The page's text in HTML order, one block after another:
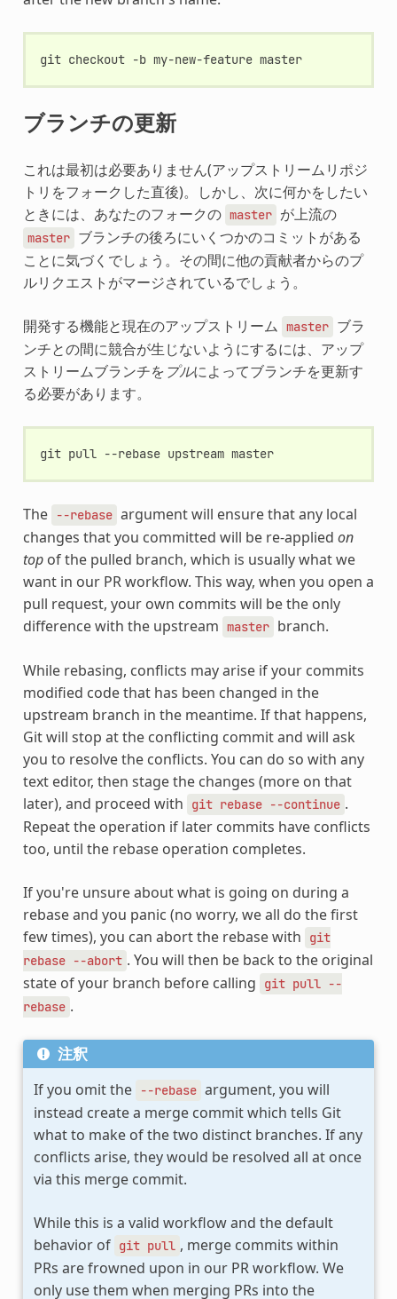
git checkout -b my-new-feature master
ブランチの更新
これは最初は必要ありません(アップストリームリポジ
トリをフォークした直後)。しかし、次に何かをしたい
ときには、あなたのフォークの master が上流の
master ブランチの後ろにいくつかのコミットがある
ことに気づくでしょう。その間に他の貢献者からのプ
ルリクエストがマージされているでしょう。
開発する機能と現在のアップストリーム master ブラ
ンチとの間に競合が生じないようにするには、アップ
ストリームブランチをプルによってブランチを更新す
る必要があります。
git pull --rebase upstream master
The --rebase argument will ensure that any local
changes that you committed will be re-applied on
topof the pulled branch, which is usually what we
want in our PR workflow. This way, when you open a
pull request, your own commits will be the only
difference with the upstream master branch.
While rebasing, conflicts may arise if your commits
modified code that has been changed in the
upstream branch in the meantime. If that happens,
Git will stop at the conflicting commit and will ask
you to resolve the conflicts. You can do so with any
text editor, then stage the changes (more on that
later), and proceed with
git rebase --continue .
Repeat the operation if later commits have conflicts
too, until the rebase operation completes.
If you're unsure about what is going on during a
rebase and you panic (no worry, we all do the first
few times), you can abort the rebase with
git
rebase --abort . You will then be back to the original
state of your branch before calling
git pull --
rebase .
注釈
If you omit the --rebase argument, you will
instead create a merge commit which tells Git
what to make of the two distinct branches. If any
conflicts arise, they would be resolved all at once
via this merge commit.
While this is a valid workflow and the default
behavior of git pull , merge commits within
PRs are frowned upon in our PR workflow. We
only use them when merging PRs into the